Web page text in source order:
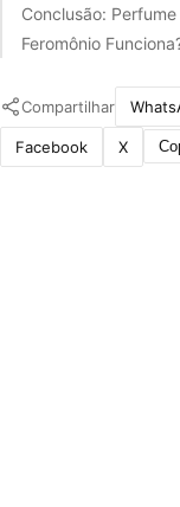
Conclusão:
Feromônio
Compartilhar
Facebook X